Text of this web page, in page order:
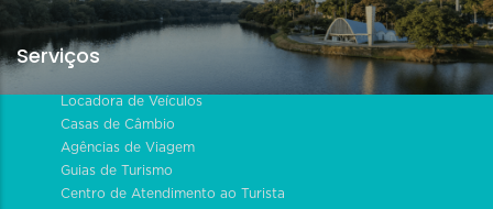
Serviços
Locadora de Veículos
Casas de Câmbio
Agências de Viagem
Guias de Turismo
Centro de Atendimento ao Turista